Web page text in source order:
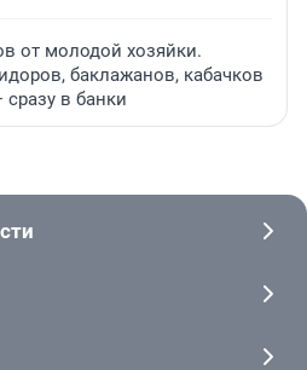
от молодой хозяйки.
баклажанов, кабачков
сразу в банки